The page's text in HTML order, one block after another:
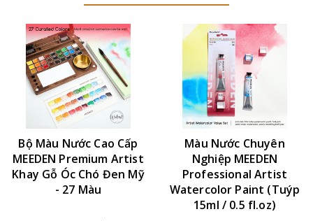
Bộ Màu Nước Cao Cấp
MEEDEN Premium Artist
Khay Gỗ Óc Chó Đen Mỹ
- 27 Màu
Màu Nước Chuyên
Nghiệp MEEDEN
Professional Artist
Watercolor Paint (Tuýp
15ml / 0.5 fl.oz)